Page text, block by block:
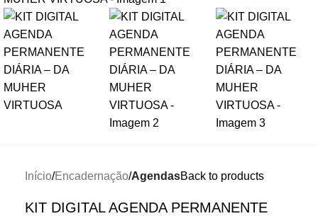
Início Encadernação AgendasBack to products
KIT DIGITAL AGENDA PERMANENTE